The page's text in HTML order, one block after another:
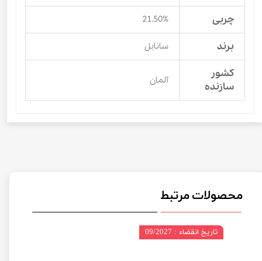
چربی 21.50%
برند سانابل
کشور
سازنده
آلمان
محصولات مرتبط
تاریخ انقضاء : 09/2027